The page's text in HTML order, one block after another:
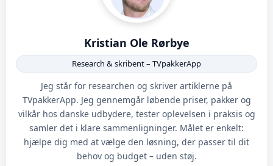
Kristian Ole Rørbye
Research & skribent – TVpakkerApp
Jeg står for researchen og skriver artiklerne på
TVpakkerApp. Jeg gennemgår løbende priser, pakker og
vilkår hos danske udbydere, tester oplevelsen i praksis og
samler det i klare sammenligninger. Målet er enkelt:
hjælpe dig med at vælge den løsning, der passer til dit
behov og budget – uden støj.